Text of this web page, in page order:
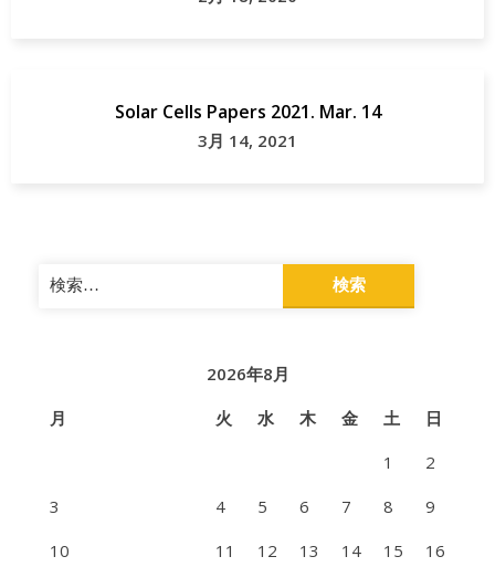
Solar Cells Papers 2021. Mar. 14
3月 14, 2021
検
索:
2026年8月
月
火 水 木 金 土
日
1
2
3
4 5 6 7 8
9
10
11 12 13 14 15
16